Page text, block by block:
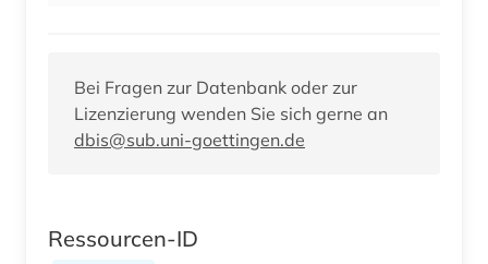
Bei Fragen zur Datenbank oder zur
Lizenzierung wenden Sie sich gerne an
dbis@sub.uni-goettingen.de
Ressourcen-ID